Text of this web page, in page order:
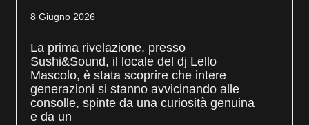
8 Giugno 2026
La prima rivelazione, presso
Sushi&Sound, il locale del dj Lello
Mascolo, è stata scoprire che intere
generazioni si stanno avvicinando alle
consolle, spinte da una curiosità genuina
e da un